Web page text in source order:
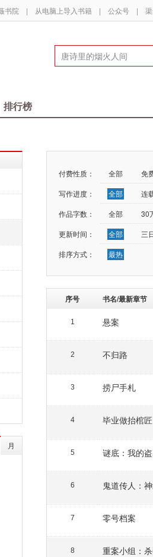
书院 | 从电脑上导入书籍 | 公众号 |
排行榜
月
付费性质： 全部
免
写作进度：
全部
连
作品字数：
全部
30
更新时间：
全部
三
排序方式：
最热
序号 书名/最新章节
1 悬案
2 不归路
3 捞尸手札
4 毕业做抬棺
5 谜底：我的
6 鬼道传人：
7 零号档案
8 重案小组：